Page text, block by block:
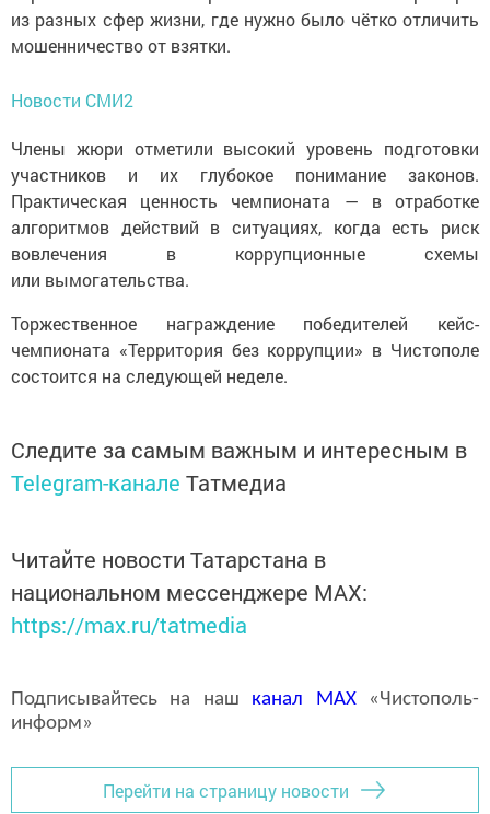
из разных сфер жизни, где нужно было чётко отличить
мошенничество от взятки.
Новости СМИ2
Члены жюри отметили высокий уровень подготовки
участников и их глубокое понимание законов.
Практическая ценность чемпионата — в отработке
алгоритмов действий в ситуациях, когда есть риск
вовлечения в коррупционные схемы
или вымогательства.
Торжественное награждение победителей кейс-
чемпионата «Территория без коррупции» в Чистополе
состоится на следующей неделе.
Следите за самым важным и интересным в
Telegram-канале Татмедиа
Читайте новости Татарстана в
национальном мессенджере MАХ:
https://max.ru/tatmedia
Подписывайтесь на наш канал MAX«Чистополь-
информ»
Перейти на страницу новости